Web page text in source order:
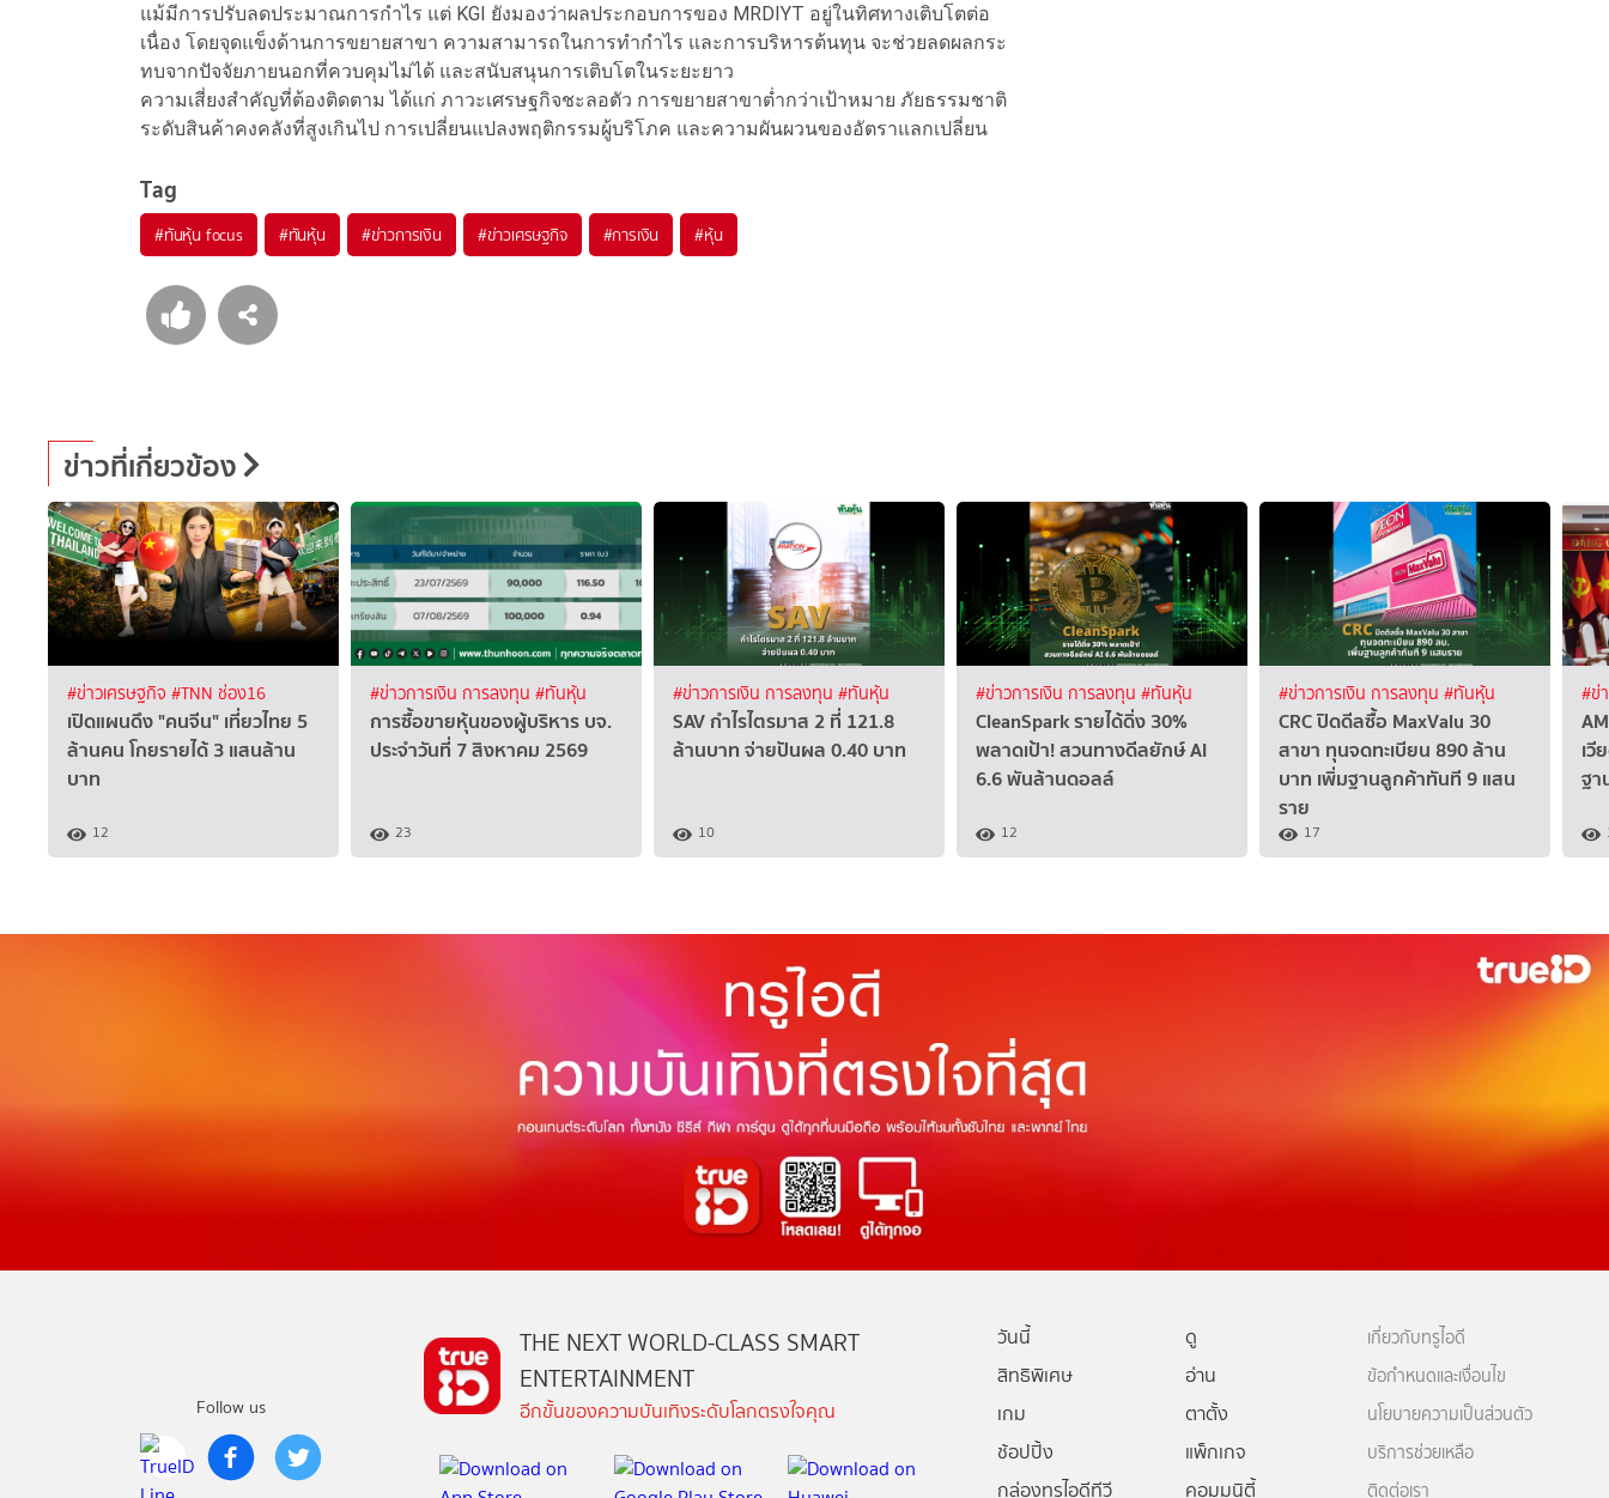
แม้มีการปรับลดประมาณการกำไร แต่ KGI ยังมองว่าผลประกอบการของ MRDIYT อยู่ในทิศทางเติบโตต่อ
เนื่อง โดยจุดแข็งด้านการขยายสาขา ความสามารถในการทำกำไร และการบริหารต้นทุน จะช่วยลดผลกระ
ทบจากปัจจัยภายนอกที่ควบคุมไม่ได้ และสนับสนุนการเติบโตในระยะยาว
ความเสี่ยงสำคัญที่ต้องติดตาม ได้แก่ ภาวะเศรษฐกิจชะลอตัว การขยายสาขาต่ำกว่าเป้าหมาย ภัยธรรมชาติ
ระดับสินค้าคงคลังที่สูงเกินไป การเปลี่ยนแปลงพฤติกรรมผู้บริโภค และความผันผวนของอัตราแลกเปลี่ยน
Tag
#ทันหุ้น focus #ทันหุ้น #ข่าวการเงิน #ข่าวเศรษฐกิจ #การเงิน #หุ้น
ข่าวที่เกี่ยวข้อง
#ข่าวเศรษฐกิจ #TNN ช่อง16
เปิดแผนดึง "คนจีน" เที่ยวไทย 5
ล้านคน โกยรายได้ 3 แสนล้าน
บาท
12
#ข่าวการเงิน การลงทุน #ทันหุ้น
การซื้อขายหุ้นของผู้บริหาร บจ.
ประจำวันที่ 7 สิงหาคม 2569
23
#ข่าวการเงิน การลงทุน #ทันหุ้น
SAV กำไรไตรมาส 2 ที่ 121.8
ล้านบาท จ่ายปันผล 0.40 บาท
10
#ข่าวการเงิน การลงทุน #ทันหุ้น
CleanSpark รายได้ดิ่ง 30%
พลาดเป้า! สวนทางดีลยักษ์ AI
6.6 พันล้านดอลล์
12
#ข่าวการเงิน การลงทุน #ทันหุ้น
CRC ปิดดีลซื้อ MaxValu 30
สาขา ทุนจดทะเบียน 890 ล้าน
บาท เพิ่มฐานลูกค้าทันที 9 แสน
ราย
17
#ข่
เ
ฐ
Follow us
THE NEXT WORLD-CLASS SMART
ENTERTAINMENT
อีกขั้นของความบันเทิงระดับโลกตรงใจคุณ
วันนี้
ดู
สิทธิพิเศษ
อ่าน
เกม
ตาตั้ง
ช้อปปิ้ง
แพ็กเกจ
กล่องทรูไอดีทีวี
คอมมูนิตี้
เกี่ยวกับทรูไอดี
ข้อกำหนดและเงื่อนไข
นโยบายความเป็นส่วนตัว
บริการช่วยเหลือ
ติดต่อเรา